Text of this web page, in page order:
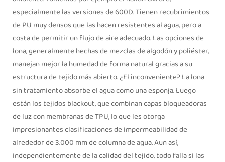
especialmente las versiones de 600D. Tienen recubrimientos
de PU muy densos que las hacen resistentes al agua, pero a
costa de permitir un flujo de aire adecuado. Las opciones de
lona, generalmente hechas de mezclas de algodón y poliéster,
manejan mejor la humedad de forma natural gracias a su
estructura de tejido más abierto. ¿El inconveniente? La lona
sin tratamiento absorbe el agua como una esponja. Luego
están los tejidos blackout, que combinan capas bloqueadoras
de luz con membranas de TPU, lo que les otorga
impresionantes clasificaciones de impermeabilidad de
alrededor de 3.000 mm de columna de agua. Aun así,
independientemente de la calidad del tejido, todo falla si las